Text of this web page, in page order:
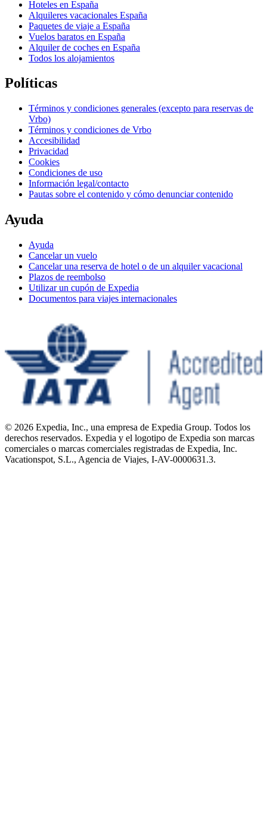
Hoteles en España
Alquileres vacacionales España
Paquetes de viaje a España
Vuelos baratos en España
Alquiler de coches en España
Todos los alojamientos
Políticas
Términos y condiciones generales (excepto para reservas de
Vrbo)
Términos y condiciones de Vrbo
Accesibilidad
Privacidad
Cookies
Condiciones de uso
Información legal/contacto
Pautas sobre el contenido y cómo denunciar contenido
Ayuda
Ayuda
Cancelar un vuelo
Cancelar una reserva de hotel o de un alquiler vacacional
Plazos de reembolso
Utilizar un cupón de Expedia
Documentos para viajes internacionales
© 2026 Expedia, Inc., una empresa de Expedia Group. Todos los
derechos reservados. Expedia y el logotipo de Expedia son marcas
comerciales o marcas comerciales registradas de Expedia, Inc.
Vacationspot, S.L., Agencia de Viajes, I-AV-0000631.3.